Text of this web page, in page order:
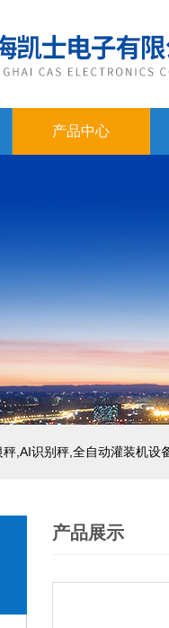
产品中心
,AI识别秤,全自动灌装机设
产品展示